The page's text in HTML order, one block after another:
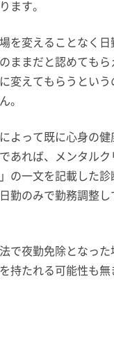
ます。
を変えることなく
ままだと認めても
変えてもらうとい
。
よって既に心身の健
あれば、メンタル
の一文を記載した
勤のみで勤務調整
で夜勤免除となっ
持たれる可能性も